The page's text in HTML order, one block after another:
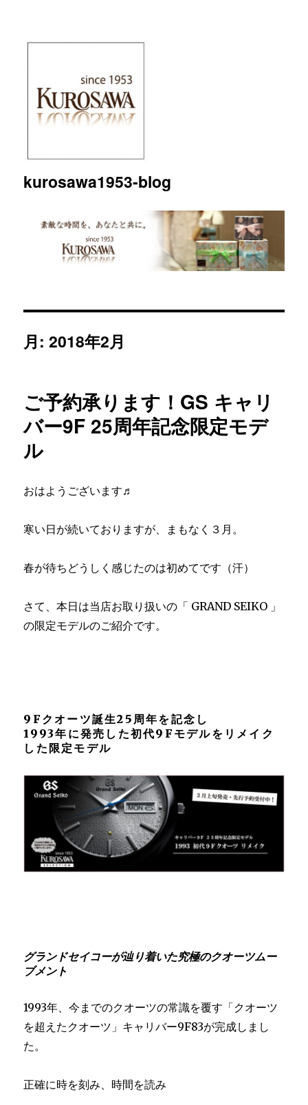
kurosawa1953-blog
月:2018年2月
ご予約承ります！GS キャリ
バー9F 25周年記念限定モデ
ル
おはようございます♬
寒い日が続いておりますが、まもなく３月。
春が待ちどうしく感じたのは初めてです（汗）
さて、本日は当店お取り扱いの「 GRAND SEIKO 」
の限定モデルのご紹介です。
9Fクオーツ誕生25周年を記念し
1993年に発売した初代9Fモデルをリメイク
した限定モデル
グランドセイコーが辿り着いた究極のクオーツムー
ブメント
1993年、今までのクオーツの常識を覆す「クオーツ
を超えたクオーツ」キャリバー9F83が完成しまし
た。
正確に時を刻み、時間を読み